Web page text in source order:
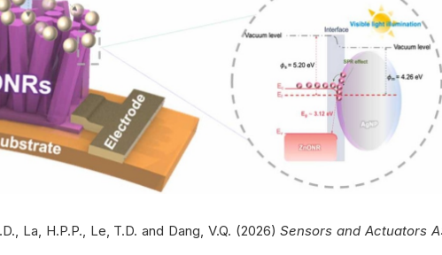
La, H.P.P., Le, T.D. and Dang, V.Q. (2026)Sensors and Actuators